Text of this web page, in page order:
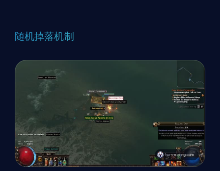
随机掉落机制